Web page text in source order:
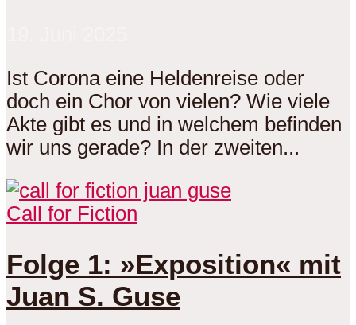
Ist Corona eine Heldenreise oder
doch ein Chor von vielen? Wie viele
Akte gibt es und in welchem befinden
wir uns gerade? In der zweiten...
Call for Fiction
Folge 1: »Exposition« mit
Juan S. Guse